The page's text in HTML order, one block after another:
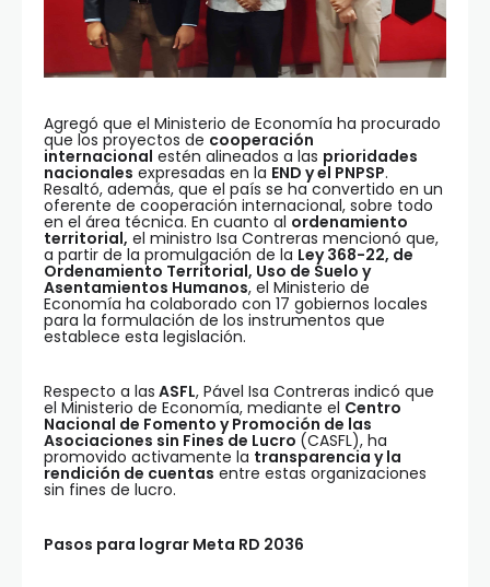
Agregó que el Ministerio de Economía ha procurado
que los proyectos de cooperación
internacional estén alineados a las prioridades
nacionales expresadas en la END y el PNPSP.
Resaltó, además, que el país se ha convertido en un
oferente de cooperación internacional, sobre todo
en el área técnica. En cuanto al ordenamiento
territorial, el ministro Isa Contreras mencionó que,
a partir de la promulgación de la Ley 368-22, de
Ordenamiento Territorial, Uso de Suelo y
Asentamientos Humanos, el Ministerio de
Economía ha colaborado con 17 gobiernos locales
para la formulación de los instrumentos que
establece esta legislación.
Respecto a las ASFL, Pável Isa Contreras indicó que
el Ministerio de Economía, mediante el Centro
Nacional de Fomento y Promoción de las
Asociaciones sin Fines de Lucro (CASFL), ha
promovido activamente la transparencia y la
rendición de cuentas entre estas organizaciones
sin fines de lucro.
Pasos para lograr Meta RD 2036